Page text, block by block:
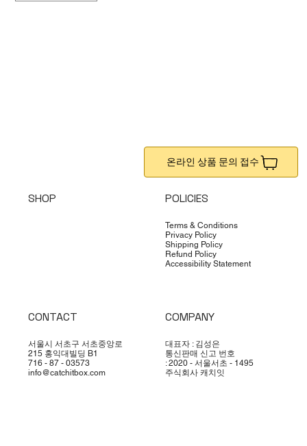
온라인 상품 문의 접수
SHOP POLICIES
Terms & Conditions
Privacy Policy
Shipping Policy
Refund Policy
Accessibility Statement
CONTACT
서울시 서초구 서초중앙로
215 홍익대빌딩 B1
716 - 87 - 03573
info@catchitbox.com
COMPANY
대표자 : 김성은
통신판매 신고 번호
: 2020 - 서울서초 - 1495
주식회사 캐치잇